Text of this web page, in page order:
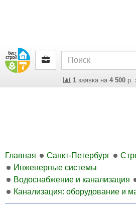
1заявка на 4 500р.
Главная Санкт-Петербург
Инженерные системы
Водоснабжение и канализация
Канализация: оборудование и